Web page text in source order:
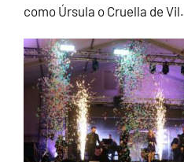
como Úrsula o Cruella de Vil.